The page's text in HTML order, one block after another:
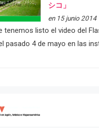
シコ」
en 15 junio 2014
tenemos listo el video del
pasado 4 de mayo en las